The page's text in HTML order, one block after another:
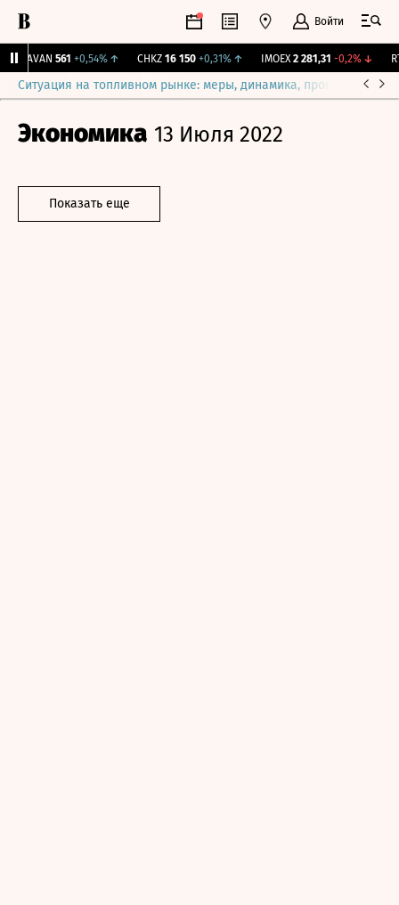
Войти
AVAN 561 +0,54%↑ CHKZ 16 150 +0,31% ↑ IMOEX 2 281,31 -0,2%↓
Ситуация на топливном рынке: меры, динамика, прогнозы
Экономика 13 Июля 2022
Показать еще